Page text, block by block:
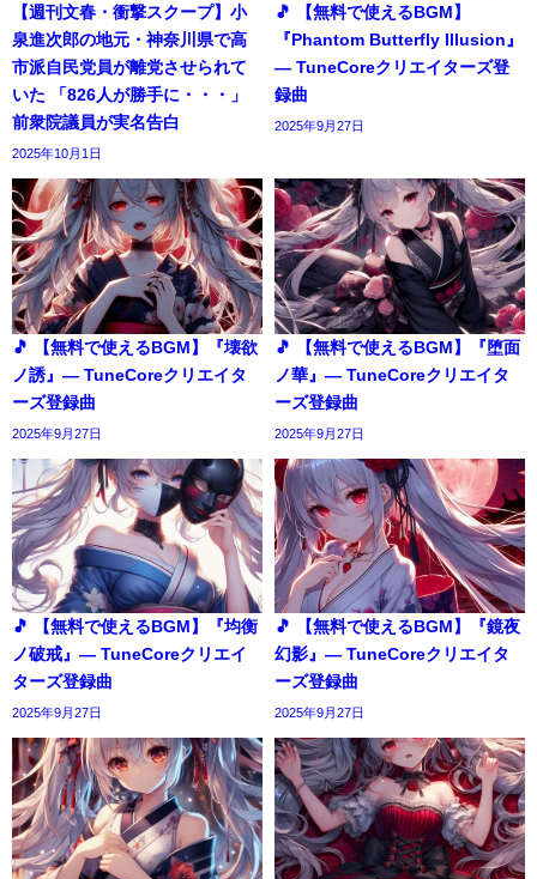
【週刊文春・衝撃スクープ】小
泉進次郎の地元・神奈川県で高
市派自民党員が離党させられて
いた 「826人が勝手に・・・」
前衆院議員が実名告白
2025年10月1日
🎵 【無料で使えるBGM】
『Phantom Butterfly Illusion』
― TuneCoreクリエイターズ登
録曲
2025年9月27日
🎵 【無料で使えるBGM】『壊欲
ノ誘』― TuneCoreクリエイタ
ーズ登録曲
2025年9月27日
🎵 【無料で使えるBGM】『堕面
ノ華』― TuneCoreクリエイタ
ーズ登録曲
2025年9月27日
🎵 【無料で使えるBGM】『均衡
ノ破戒』― TuneCoreクリエイ
ターズ登録曲
2025年9月27日
🎵 【無料で使えるBGM】『鏡夜
幻影』― TuneCoreクリエイタ
ーズ登録曲
2025年9月27日